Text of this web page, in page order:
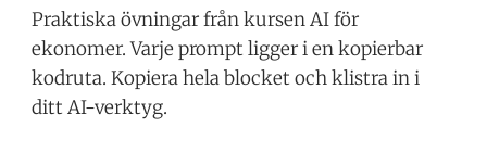
Praktiska övningar från kursen AI för
ekonomer. Varje prompt ligger i en kopierbar
kodruta. Kopiera hela blocket och klistra in i
ditt AI-verktyg.